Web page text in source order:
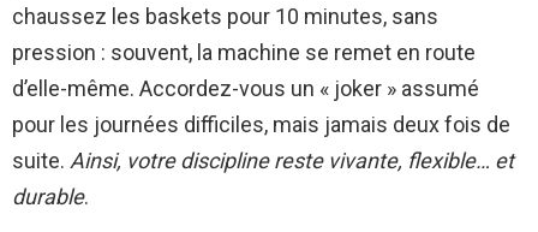
chaussez les baskets pour 10 minutes, sans
pression : souvent, la machine se remet en route
d’elle-même. Accordez-vous un « joker » assumé
pour les journées difficiles, mais jamais deux fois de
suite. Ainsi, votre discipline reste vivante, flexible… et
durable.